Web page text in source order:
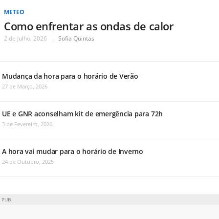
METEO
Como enfrentar as ondas de calor
2 de Julho, 2026 Sofia Quintas
Mudança da hora para o horário de Verão
27 de Março, 2026
UE e GNR aconselham kit de emergência para 72h
3 de Fevereiro, 2026
A hora vai mudar para o horário de Inverno
24 de Outubro, 2025
PUB